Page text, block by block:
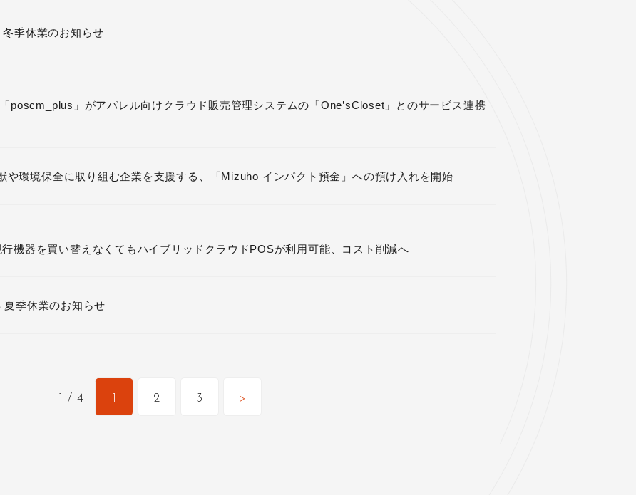
冬季休業のお知らせ
poscm_plus」がアパレル向けクラウド販売管理システムの「One’sCloset」とのサービス連携
や環境保全に取り組む企業を支援する、「Mizuho インパクト預金」への預け入れを開始
機器を買い替えなくてもハイブリッドクラウドPOSが利用可能、コスト削減へ
夏季休業のお知らせ
1 / 4 2 3 >